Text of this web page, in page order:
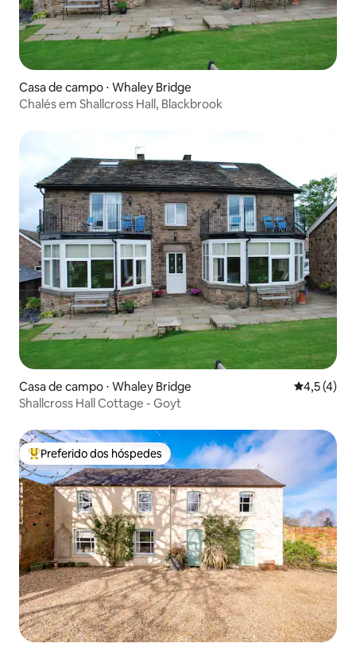
Casa de campo ⋅ Whaley Bridge
Chalés em Shallcross Hall, Blackbrook
Casa de campo ⋅ Whaley Bridge 4,5 de
4,5 (4)
Shallcross Hall Cottage - Goyt
Entre os melhores preferidos dos hóspedes
Preferido dos hóspedes